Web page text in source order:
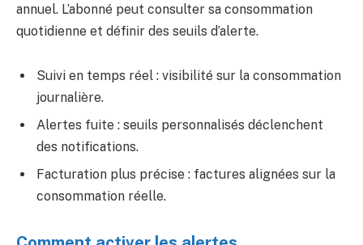
annuel. L’abonné peut consulter sa consommation
quotidienne et définir des seuils d’alerte.
Suivi en temps réel : visibilité sur la consommation
journalière.
Alertes fuite : seuils personnalisés déclenchent
des notifications.
Facturation plus précise : factures alignées sur la
consommation réelle.